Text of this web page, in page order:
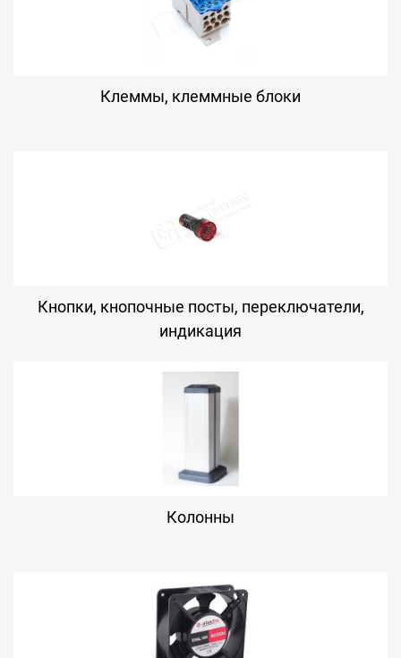
Клеммы, клеммные блоки
Кнопки, кнопочные посты, переключатели,
индикация
Колонны